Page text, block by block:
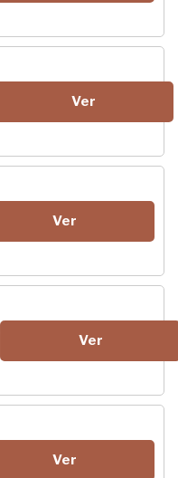
Ver
Ver
Ver
Ver